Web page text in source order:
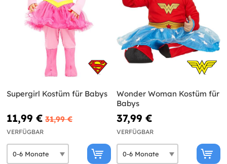
Supergirl Kostüm für Babys
11,99 € 31,99 €
VERFÜGBAR
Wonder Woman Kostüm für
Babys
37,99 €
VERFÜGBAR